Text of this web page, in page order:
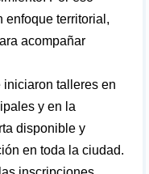
enfoque territorial,
acompañar
iniciaron talleres en
y en la
disponible y
en toda la ciudad.